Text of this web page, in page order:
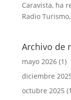
Caravista, ha
Radio
Archivo de
mayo 2026(1)
diciembre
octubre 2025